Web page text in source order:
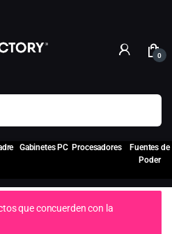
0
Gabinetes PC Procesadores
Fuentes de
Poder
que concuerden con la